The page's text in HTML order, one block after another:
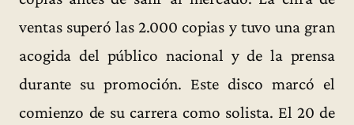
ventas superó las 2.000 copias y tuvo una gran
acogida del público nacional y de la prensa
durante su promoción. Este disco marcó el
comienzo de su carrera como solista. El 20 de